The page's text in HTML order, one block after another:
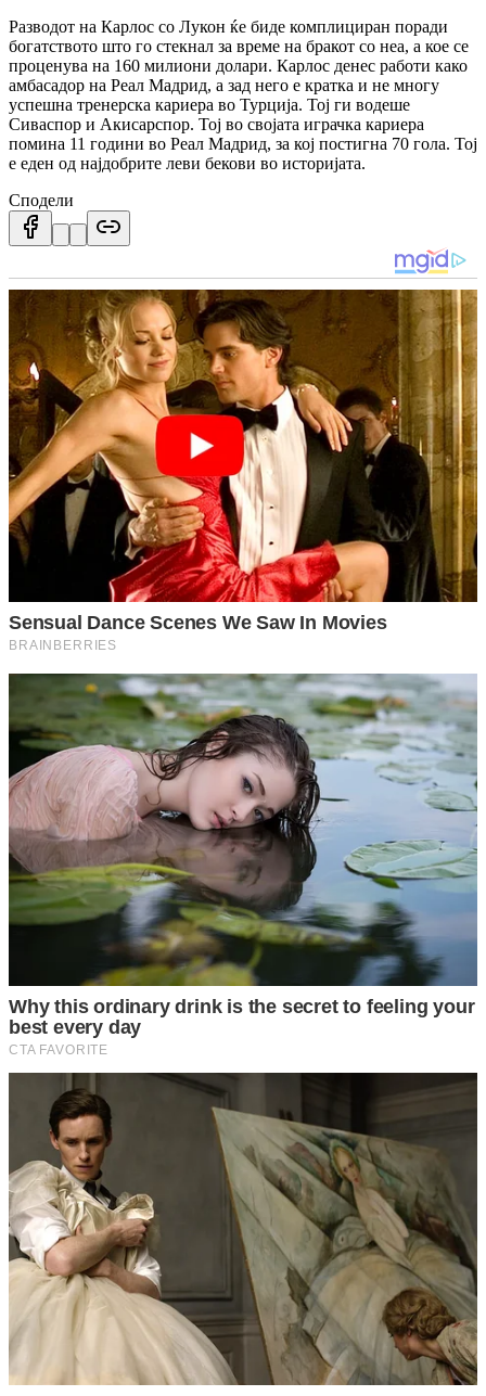
Разводот на Карлос со Лукон ќе биде комплициран поради
богатството што го стекнал за време на бракот со неа, а кое се
проценува на 160 милиони долари. Карлос денес работи како
амбасадор на Реал Мадрид, а зад него е кратка и не многу
успешна тренерска кариера во Турција. Тој ги водеше
Сиваспор и Акисарспор. Тој во својата играчка кариера
помина 11 години во Реал Мадрид, за кој постигна 70 гола. Тој
е еден од најдобрите леви бекови во историјата.
Сподели